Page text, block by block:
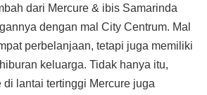
dari Mercure & ibis Samarinda
dengan mal City Centrum. Mal
perbelanjaan, tetapi juga memiliki
keluarga. Tidak hanya itu,
di lantai tertinggi Mercure juga